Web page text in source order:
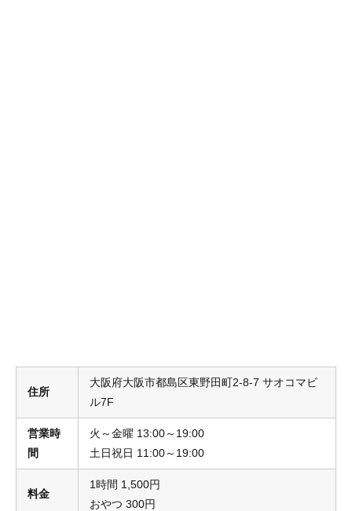
住所
大阪府大阪市都島区東野田町2-8-7 サオコマビ
ル7F
営業時
間
火～金曜 13:00～19:00
土日祝日 11:00～19:00
料金
1時間 1,500円
おやつ 300円